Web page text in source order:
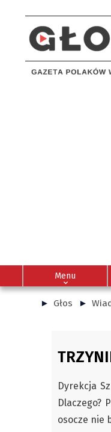
Menu
Głos
Dyrekcja
Dlaczego?
osocze nie